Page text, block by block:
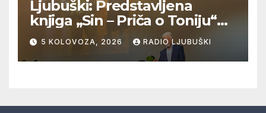
Ljubuški: Predstavljena
knjiga „Sin – Priča o Toniju“
dr. sc. Zdenka Hercega
5 KOLOVOZA, 2026 RADIO LJUBUŠKI